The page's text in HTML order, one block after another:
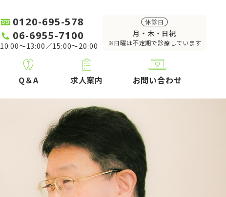
0120-695-578
06-6955-7100
10:00～13:00／15:00～20:00
休診日
月・木・日祝
※日曜は不定期で診療しています
Q＆A 求人案内 お問い合わせ